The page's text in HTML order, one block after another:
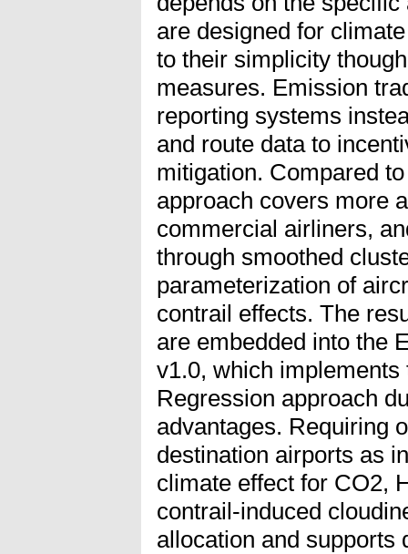
are designed for
to their simplicity
measures. Emission
reporting systems
and route data to
mitigation. Compared
approach covers more
commercial airliners,
through smoothed
parameterization of
contrail effects. The
are embedded into the
v1.0, which
Regression approach
advantages. Requiring
destination airports as
climate effect for CO2,
contrail-induced
allocation and supports